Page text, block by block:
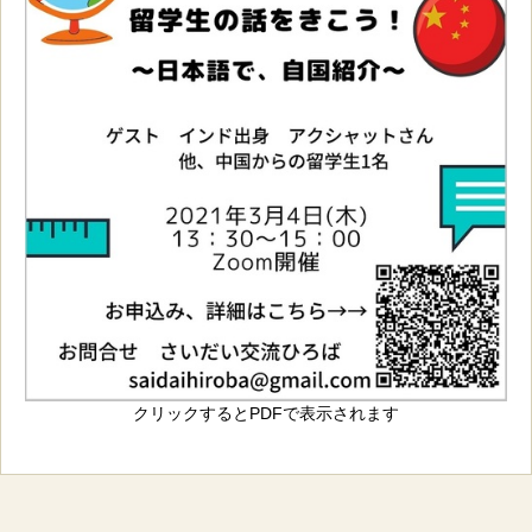
クリックするとPDFで表示されます